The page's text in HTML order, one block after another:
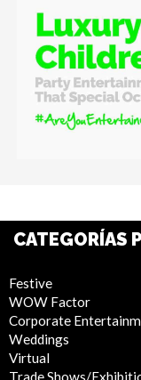
CATEGORÍAS
Festive
WOW Factor
Corporate
Weddings
Virtual
Trade Shows/